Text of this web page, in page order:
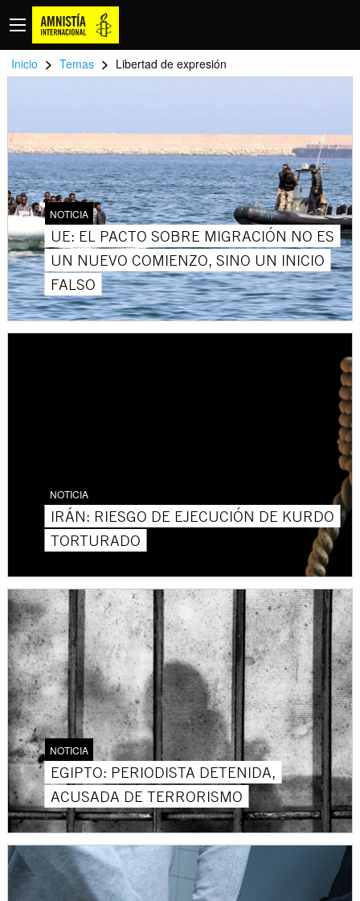
Inicio > Temas > Libertad de expresión
NOTICIA
UE: EL PACTO SOBRE MIGRACIÓN NO ES
UN NUEVO COMIENZO, SINO UN INICIO
FALSO
NOTICIA
IRÁN: RIESGO DE EJECUCIÓN DE KURDO
TORTURADO
NOTICIA
EGIPTO: PERIODISTA DETENIDA,
ACUSADA DE TERRORISMO